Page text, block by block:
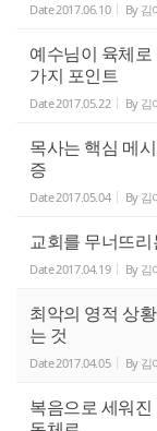
Date2017.06.10 By 김
예수님이 육체
가지 포인트
Date2017.05.22 By 김
목사는 핵심 메
증
Date2017.05.04 By 김
교회를 무너뜨
Date2017.04.19 By 김
최악의 영적 상
는 것
Date2017.04.05 By 김
복음으로 세워